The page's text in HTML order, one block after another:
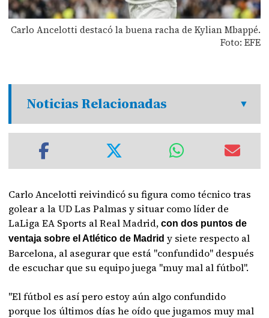
Carlo Ancelotti destacó la buena racha de Kylian Mbappé.
Foto: EFE
Noticias Relacionadas
Carlo Ancelotti reivindicó su figura como técnico tras
golear a la UD Las Palmas y situar como líder de
LaLiga EA Sports al Real Madrid, con dos puntos de
ventaja sobre el Atlético de Madrid y siete respecto al
Barcelona, al asegurar que está "confundido" después
de escuchar que su equipo juega "muy mal al fútbol".
"El fútbol es así pero estoy aún algo confundido
porque los últimos días he oído que jugamos muy mal